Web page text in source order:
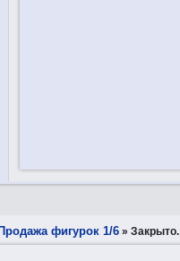
Продажа фигурок 1/6 »Закрытo.